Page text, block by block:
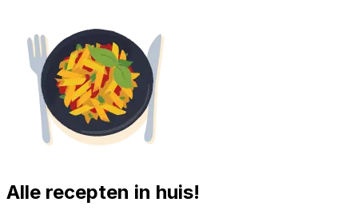
Alle recepten in huis!